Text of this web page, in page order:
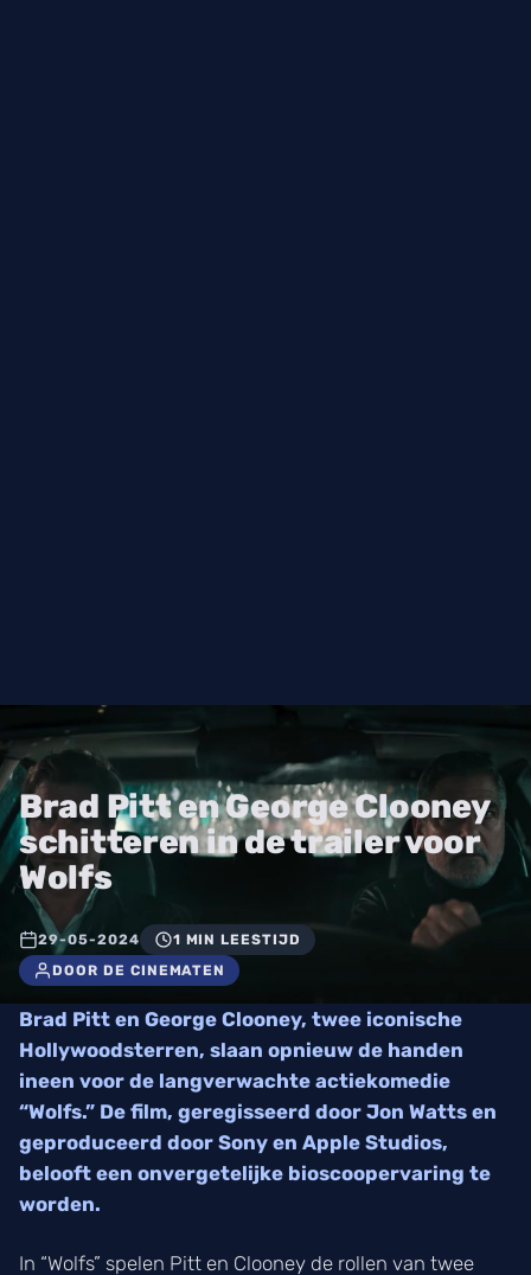
Brad Pitt en George Clooney
schitteren in de trailer voor
Wolfs
29-05-2024
1 MIN LEESTIJD
DOOR DE CINEMATEN
Brad Pitt en George Clooney, twee iconische
Hollywoodsterren, slaan opnieuw de handen
ineen voor de langverwachte actiekomedie
“Wolfs.” De film, geregisseerd door Jon Watts en
geproduceerd door Sony en Apple Studios,
belooft een onvergetelijke bioscoopervaring te
worden.
In “Wolfs” spelen Pitt en Clooney de rollen van twee